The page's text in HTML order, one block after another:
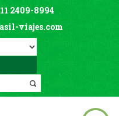
2409-8994
viajes.com